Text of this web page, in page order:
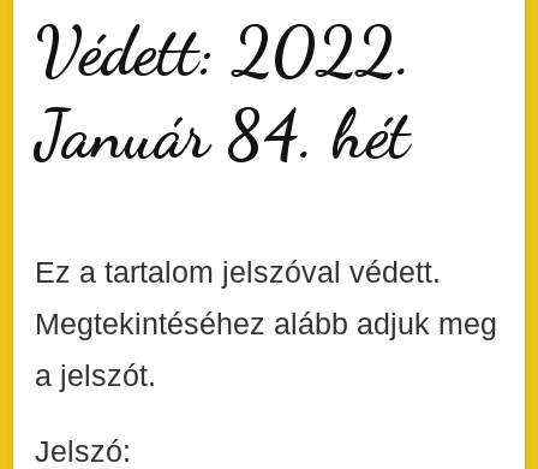
Védett: 2022.
Január 84. hét
Ez a tartalom jelszóval védett.
Megtekintéséhez alább adjuk meg
a jelszót.
Jelszó: